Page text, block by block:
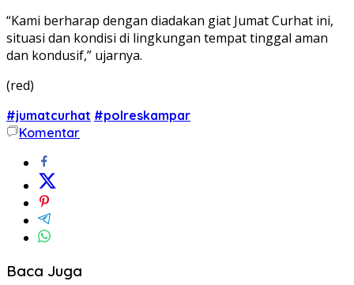
“Kami berharap dengan diadakan giat Jumat Curhat ini,
situasi dan kondisi di lingkungan tempat tinggal aman
dan kondusif,” ujarnya.
(red)
#jumatcurhat #polreskampar
Komentar
Baca Juga